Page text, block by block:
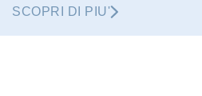
SCOPRI DI PIU'